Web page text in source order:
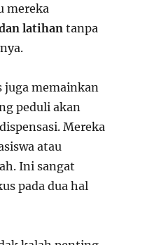
mereka
latihan tanpa
juga memainkan
peduli akan
Mereka
atau
Ini sangat
pada dua hal